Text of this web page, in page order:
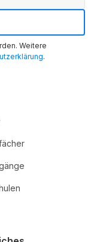
Weitere
.